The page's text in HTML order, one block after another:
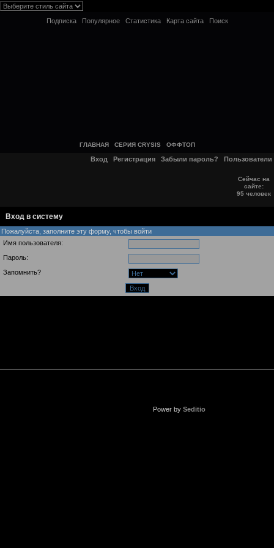
Подписка Популярное Статистика Карта сайта Поиск
ГЛАВНАЯ СЕРИЯ CRYSIS ОФФТОП
Вход Регистрация Забыли пароль? Пользователи
Сейчас на
сайте:
95 человек
Вход в систему
Пожалуйста, заполните эту форму, чтобы войти
Имя пользователя:
Пароль:
Запомнить?
Power by Seditio